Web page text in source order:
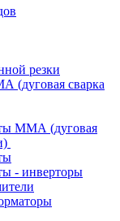
резки
(дуговая сварка
ММА (дуговая
- инверторы